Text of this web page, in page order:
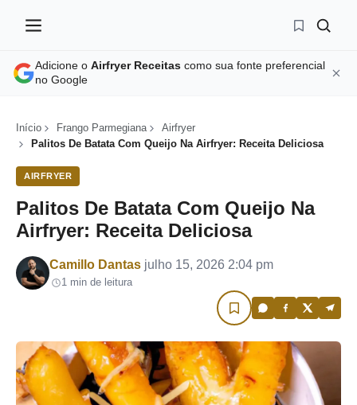
Adicione o Airfryer Receitas como sua fonte preferencial
no Google
Início Frango Parmegiana
Airfryer
Palitos De Batata Com Queijo Na Airfryer: Receita Deliciosa
AIRFRYER
Palitos De Batata Com Queijo Na
Airfryer: Receita Deliciosa
Por
Camillo Dantas julho 15, 2026 2:04 pm
1 min de leitura